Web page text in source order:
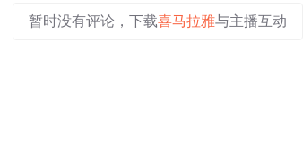
暂时没有评论，下载喜马拉雅与主播互动